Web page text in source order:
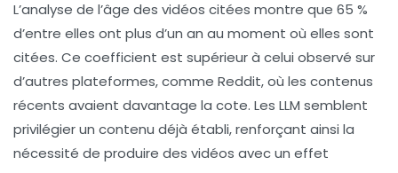
L’analyse de l’âge des vidéos citées montre que 65 %
d’entre elles ont plus d’un an au moment où elles sont
citées. Ce coefficient est supérieur à celui observé sur
d’autres plateformes, comme Reddit, où les contenus
récents avaient davantage la cote. Les LLM semblent
privilégier un contenu déjà établi, renforçant ainsi la
nécessité de produire des vidéos avec un effet